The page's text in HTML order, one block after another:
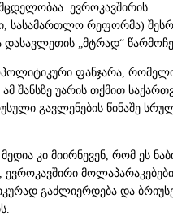
ევროკავშირის
სასამართლო რეფორმა)
„მტრად“
ფანჯარა,
ამ შანსზე უარის თქმით
გავლენების წინაშე
კი მიირნევენ, რომ ეს
ევროკავშირი
გაძლიერდება და